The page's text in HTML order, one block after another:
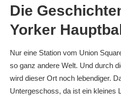
Die
Yorker
Nur eine Station vom Union
so ganz andere Welt. Und durch
wird dieser Ort noch lebendiger.
Untergeschoss, da ist ein kleines